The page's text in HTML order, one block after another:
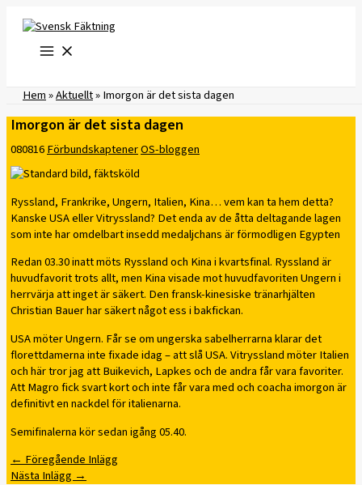
innehåll
Hem»Aktuellt»Imorgon är det sista dagen
Imorgon är det sista dagen
080816FörbundskaptenerOS-bloggen
Ryssland, Frankrike, Ungern, Italien, Kina… vem kan ta hem detta?
Kanske USA eller Vitryssland? Det enda av de åtta deltagande lagen
som inte har omdelbart insedd medaljchans är förmodligen Egypten
Redan 03.30 inatt möts Ryssland och Kina i kvartsfinal. Ryssland är
huvudfavorit trots allt, men Kina visade mot huvudfavoriten Ungern i
herrvärja att inget är säkert. Den fransk-kinesiske tränarhjälten
Christian Bauer har säkert något ess i bakfickan.
USA möter Ungern. Får se om ungerska sabelherrarna klarar det
florettdamerna inte fixade idag – att slå USA. Vitryssland möter Italien
och här tror jag att Buikevich, Lapkes och de andra får vara favoriter.
Att Magro fick svart kort och inte får vara med och coacha imorgon är
definitivt en nackdel för italienarna.
Semifinalerna kör sedan igång 05.40.
← Föregående Inlägg
Nästa Inlägg →